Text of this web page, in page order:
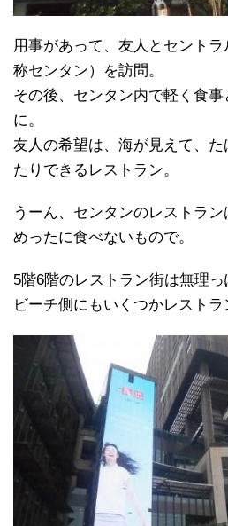
用事があって、友人とセント
称センタン）を訪問。
その後、センタン内で軽く食
に。
友人の希望は、海が見えて、
たりできるレストラン。
うーん、センタンのレストラン
めったに食べないもので。
5階6階のレストラン街は無理っ
ビーチ側にもいくつかレストラ